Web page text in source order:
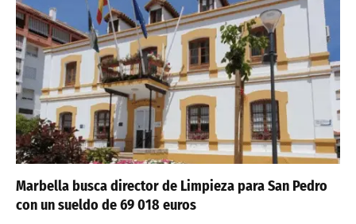
Marbella busca director de Limpieza para San Pedro
con un sueldo de 69 018 euros